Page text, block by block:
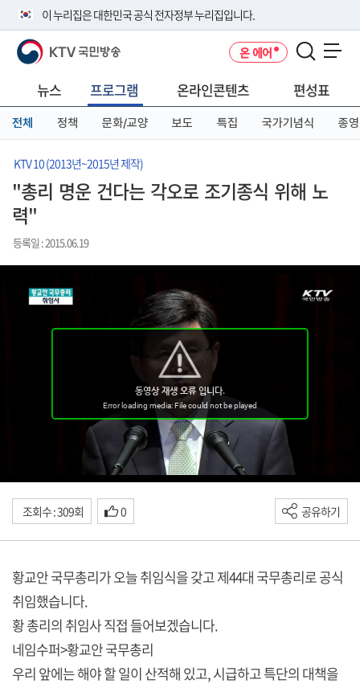
이 누리집은 대한민국 공식 전자정부 누리집입니다.
공식 누리집 주소 확인하기
니다.
이밖에 or.kr 또는 .kr등 다른 도메인 주소를 사용하고 있다면 아래 URL에
서 도메인 주소를 확인해 보세요
KTV 국민방송 온 에어
뉴스 프로그램 온라인콘텐츠 편성표
전체 정책 문화/교양 보도 특집 국가기념식 종영
KTV 10 (2013년~2015년 제작)
"총리 명운 건다는 각오로 조기종식 위해 노
력"
등록일 : 2015.06.19
조회수 : 309회 0 공유하기
황교안 국무총리가 오늘 취임식을 갖고 제44대 국무총리로 공식
취임했습니다.
황 총리의 취임사 직접 들어보겠습니다.
네임수퍼>황교안 국무총리
우리 앞에는 해야 할 일이 산적해 있고, 시급하고 특단의 대책을